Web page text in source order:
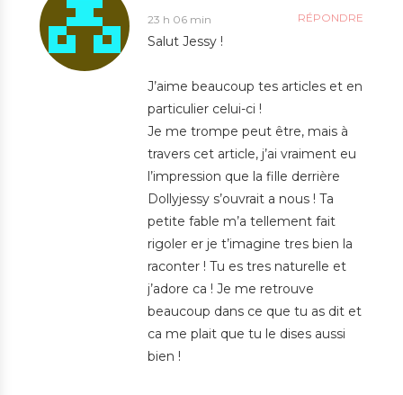
23 h 06 min
RÉPONDRE
Salut Jessy !
J’aime beaucoup tes articles et en
particulier celui-ci !
Je me trompe peut être, mais à
travers cet article, j’ai vraiment eu
l’impression que la fille derrière
Dollyjessy s’ouvrait a nous ! Ta
petite fable m’a tellement fait
rigoler er je t’imagine tres bien la
raconter ! Tu es tres naturelle et
j’adore ca ! Je me retrouve
beaucoup dans ce que tu as dit et
ca me plait que tu le dises aussi
bien !